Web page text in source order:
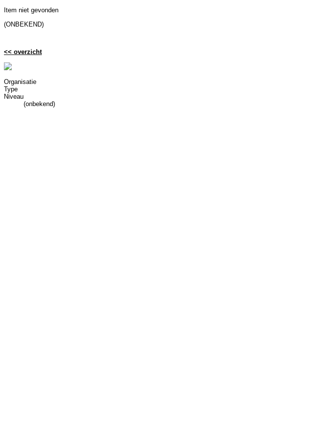
Item niet gevonden
(ONBEKEND)
<< overzicht
Organisatie
Type
Niveau
(onbekend)